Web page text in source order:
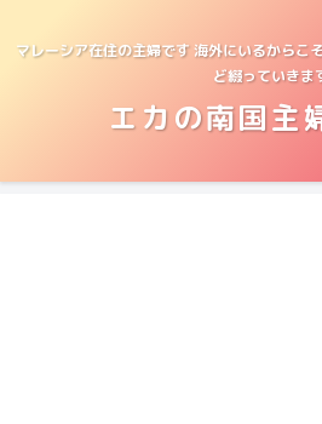
マレーシア在住の主婦です 海外にいるからこ
ど綴っていきま
エカの南国主